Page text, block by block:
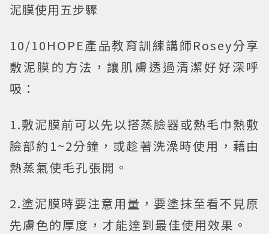
泥膜使用五步驟
10/10HOPE產品教育訓練講師Rosey分享
敷泥膜的方法，讓肌膚透過清潔好好深呼
吸：
1.敷泥膜前可以先以搭蒸臉器或熱毛巾熱敷
臉部約1~2分鐘，或趁著洗澡時使用，藉由
熱蒸氣使毛孔張開。
2.塗泥膜時要注意用量，要塗抹至看不見原
先膚色的厚度，才能達到最佳使用效果。